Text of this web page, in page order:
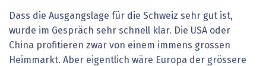
Dass die Ausgangslage für die Schweiz sehr gut ist,
wurde im Gespräch sehr schnell klar. Die USA oder
China profitieren zwar von einem immens grossen
Heimmarkt. Aber eigentlich wäre Europa der grössere